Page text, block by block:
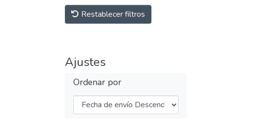
Restablecer filtros
Ajustes
Ordenar por